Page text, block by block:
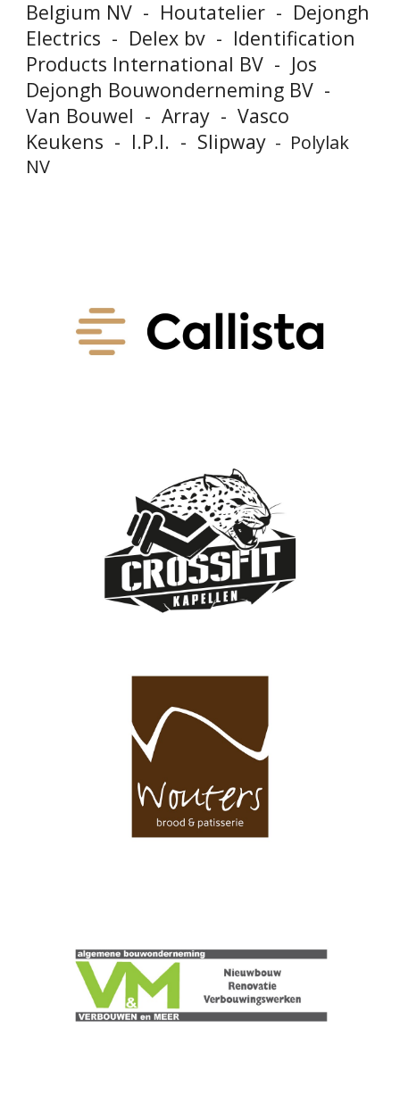
Belgium NV - Houtatelier - Dejongh
Electrics - Delex bv - Identification
Products International BV - Jos
Dejongh Bouwonderneming BV -
Van Bouwel -Array -Vasco
Keukens - I.P.I. - Slipway - Polylak
NV